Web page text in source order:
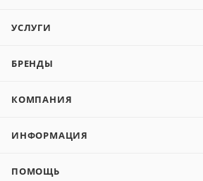
УСЛУГИ
БРЕНДЫ
КОМПАНИЯ
ИНФОРМАЦИЯ
ПОМОЩЬ